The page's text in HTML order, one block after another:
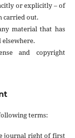
or explicitly – of
carried out.
material that has
and copyright
terms:
journal right of first